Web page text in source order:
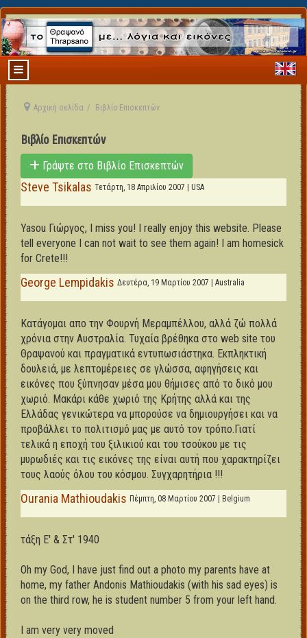
Αρχική σελίδα Βιβλίο Επισκεπτών
Βιβλίο Επισκεπτών
Γράψτε στο Βιβλίο Επισκεπτών
Steve Tsikalas Τετάρτη, 18 Απριλίου 2007 | USA
Yasou Γιώργος, I miss you! I really enjoy this website. Please
tell everyone I can not wait to see them again! I am homesick
for Crete!!!
George Lempidakis Δευτέρα, 19 Μαρτίου 2007 | Australia
Κατάγομαι απο την Φουρνή Μεραμπέλλου, αλλά ζώ πολλά
χρόνια στην Αυστραλία. Τυχαία βρέθηκα στο web site του
Θραψανού και πραγματικά εντυπωσιάστηκα. Εκπληκτική
δουλειά, με λεπτομέρειες σε γλώσσα, αφηγήσεις και
εικόνες που ξύπνησαν μέσα μου θήμισες από το δικό μου
χωριό. Μακάρι κάθε χωριό της Κρήτης αλλά και της
Ελλάδας γενικώτερα να μπορούσε να δημιουργήσει και να
προβάλλει το πολιτισμό μας με αυτό τον τρόπο.Γιατί
τελικά η εποχή του ξιλικιού και του τσούκου με τις
μυρωδιές και τις εικόνες της είναι αυτή που χαρακτηρίζει
τους λαούς όλου του κόσμου. Συγχαρητήρια !!!
Ourania Mathioudakis Πέμπτη, 08 Μαρτίου 2007 | Belgium
τάξη Ε' & Στ' 1940
Oh my God, I have just find out a photo my parents have at
home, my father Andonis Mathioudakis (with his sad eyes) is
on the third row, he is student number 5 from your left hand.
I am very very moved